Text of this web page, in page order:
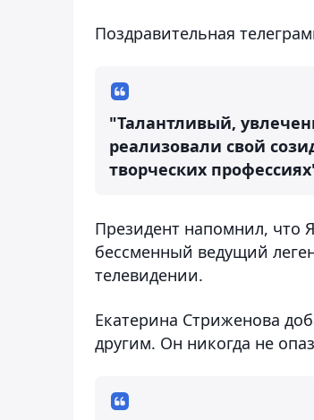
Поздравительная
"Талантливый,
реализовали свой
творческих
Президент напомнил, что
бессменный ведущий
телевидении.
Екатерина Стриженова
другим. Он никогда не